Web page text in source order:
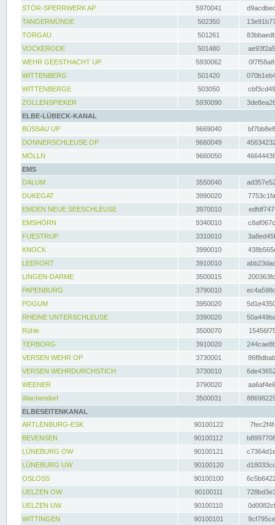
STÖR-SPERRWERK AP 5970041
TANGERMÜNDE
502350
TORGAU
501261
VOCKERODE
501480
WEHR GEESTHACHT UP
5930062
WITTENBERG
501420
WITTENBERGE
503050
ZOLLENSPIEKER
5930090
ELBE-LÜBECK-KANAL
BÜSSAU UP
9669040
DONNERSCHLEUSE OP
9660049
MÖLLN
9660050
EMS
DALUM
3550040
DUKEGAT
3990020
EMDEN NEUE SEESCHLEUSE
3970010
EMSHÖRN
9340010
FUESTRUP
3310010
KNOCK
3990010
LEERORT
3910010
LINGEN-DARME
3500015
PAPENBURG
3790010
POGUM
3950020
RHEINE UNTERSCHLEUSE
3390020
Rühle
3500070
TERBORG
3910020
VERSEN WEHR OP
3730001
VERSEN WEHRDURCHSTICH
3730010
WEENER
3790020
Wachendorf
3500031
ELBESEITENKANAL
ARTLENBURG-ESK
90100122
BEVENSEN
90100112
LÜNEBURG OW
90100121
LÜNEBURG UW
90100120
OSLOSS
90100100
UELZEN OW
90100111
UELZEN UW
90100110
WITTINGEN
90100101